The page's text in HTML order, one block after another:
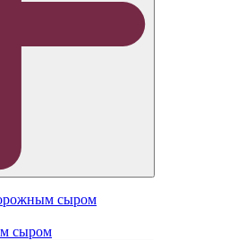
сыром
сыром